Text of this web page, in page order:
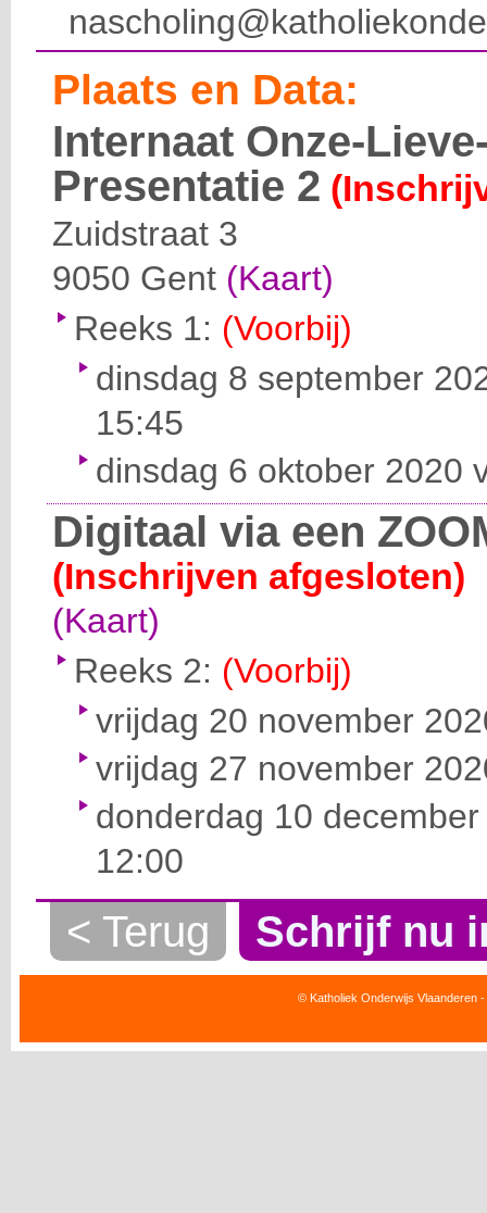
Plaats en Data:
Internaat Onze-
Presentatie 2
Zuidstraat 3
9050 Gent (Kaart)
Reeks 1: (Voorbij)
dinsdag 8 september
15:45
dinsdag 6 oktober 2020
Digitaal via een
(Inschrijven afgesloten)
(Kaart)
Reeks 2: (Voorbij)
vrijdag 20 november
vrijdag 27 november
donderdag 10
12:00
< Terug Schrijf nu
© Katholiek Onderwijs Vlaanderen